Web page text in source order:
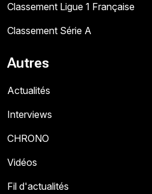
Classement Ligue 1 Française
Classement Série A
Autres
Actualités
Interviews
CHRONO
Vidéos
Fil d'actualités